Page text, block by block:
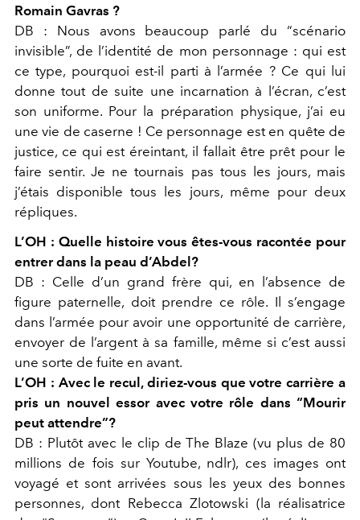
Romain Gavras ?
DB : Nous avons beaucoup parlé du “scénario
invisible”, de l’identité de mon personnage : qui est
ce type, pourquoi est-il parti à l’armée ? Ce qui lui
donne tout de suite une incarnation à l’écran, c’est
son uniforme. Pour la préparation physique, j’ai eu
une vie de caserne ! Ce personnage est en quête de
justice, ce qui est éreintant, il fallait être prêt pour le
faire sentir. Je ne tournais pas tous les jours, mais
j’étais disponible tous les jours, même pour deux
répliques.
L’OH : Quelle histoire vous êtes-vous racontée pour
entrer dans la peau d’Abdel?
DB : Celle d’un grand frère qui, en l’absence de
figure paternelle, doit prendre ce rôle. Il s’engage
dans l’armée pour avoir une opportunité de carrière,
envoyer de l’argent à sa famille, même si c’est aussi
une sorte de fuite en avant.
L’OH : Avec le recul, diriez-vous que votre carrière a
pris un nouvel essor avec votre rôle dans “Mourir
peut attendre”?
DB : Plutôt avec le clip de The Blaze (vu plus de 80
millions de fois sur Youtube, ndlr), ces images ont
voyagé et sont arrivées sous les yeux des bonnes
personnes, dont RebeccaZlotowski (la réalisatrice